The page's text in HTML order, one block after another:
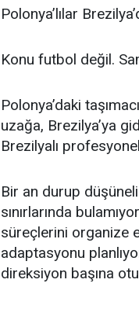
Polonya’lılar
Konu futbol değil.
Polonya’daki
uzağa, Brezilya’ya
Brezilyalı
Bir an durup
sınırlarında
süreçlerini organize
adaptasyonu
direksiyon başına